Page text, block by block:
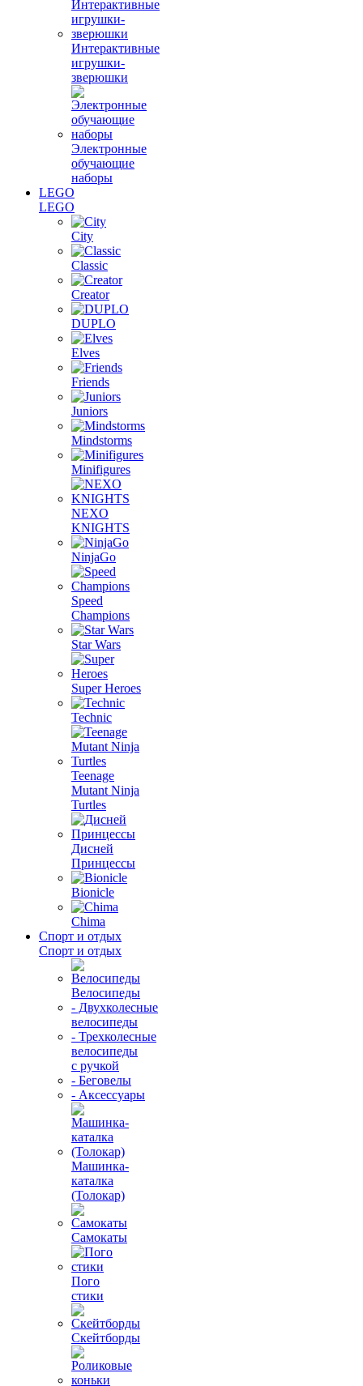
Интерактивные
игрушки-
зверюшки
Электронные
обучающие
наборы
LEGO
LEGO
City
Classic
Creator
DUPLO
Elves
Friends
Juniors
Mindstorms
Minifigures
NEXO
KNIGHTS
NinjaGo
Speed
Champions
Star Wars
Super Heroes
Technic
Teenage
Mutant Ninja
Turtles
Дисней
Принцессы
Bionicle
Chima
Спорт и отдых
Спорт и отдых
Велосипеды
- Двухколесные
велосипеды
- Трехколесные
велосипеды
с ручкой
- Беговелы
- Аксессуары
Машинка-
каталка
(Толокар)
Самокаты
Пого
стики
Скейтборды